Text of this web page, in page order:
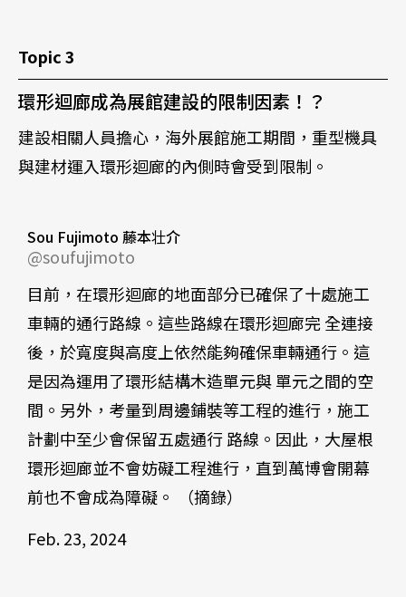
Topic 3
環形迴廊成為展館建設的限制因素！？
建設相關人員擔心，海外展館施工期間，重型機具
與建材運入環形迴廊的內側時會受到限制。
Sou Fujimoto 藤本壮介
@soufujimoto
目前，在環形迴廊的地面部分已確保了十處施工
車輛的通行路線。這些路線在環形迴廊完 全連接
後，於寬度與高度上依然能夠確保車輛通行。這
是因為運用了環形結構木造單元與 單元之間的空
間。另外，考量到周邊鋪裝等工程的進行，施工
計劃中至少會保留五處通行 路線。因此，大屋根
環形迴廊並不會妨礙工程進行，直到萬博會開幕
前也不會成為障礙。 （摘錄）
Feb. 23, 2024